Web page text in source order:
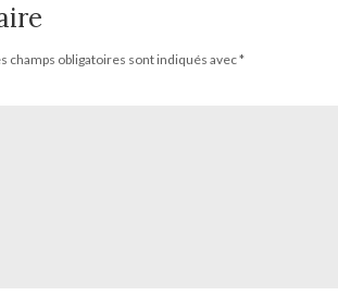
champs obligatoires sont indiqués avec*